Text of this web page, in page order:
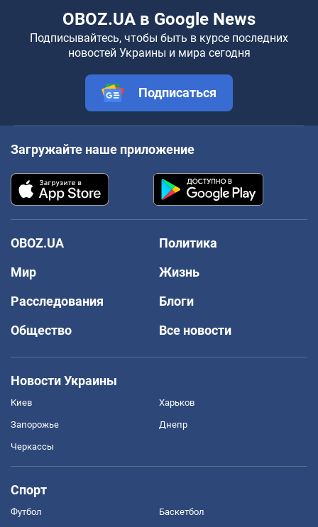
OBOZ.UA в Google News
Подписывайтесь, чтобы быть в курсе последних
новостей Украины и мира сегодня
Подписаться
Загружайте наше приложение
OBOZ.UA
Политика
Мир
Жизнь
Расследования
Блоги
Общество
Все новости
Новости Украины
Киев Харьков
Запорожье Днепр
Черкассы
Спорт
Футбол Баскетбол